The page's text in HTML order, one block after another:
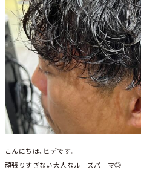
こんにちは、ヒデです。
頑張りすぎない大人なルーズパーマ◎